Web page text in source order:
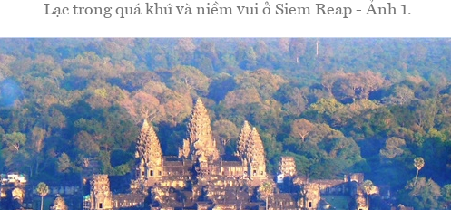
Lạc trong quá khứ và niềm vui ở Siem Reap - Ảnh 1.